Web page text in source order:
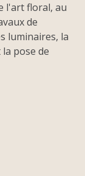
l'art floral, au
de
luminaires, la
pose de